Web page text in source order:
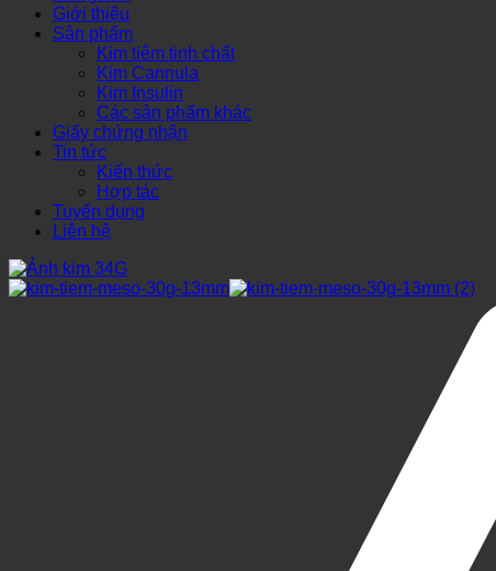
Giới thiệu
Sản phẩm
Kim tiêm tinh chất
Kim Cannula
Kim Insulin
Các sản phẩm khác
Giấy chứng nhận
Tin tức
Kiến thức
Hợp tác
Tuyển dụng
Liên hệ